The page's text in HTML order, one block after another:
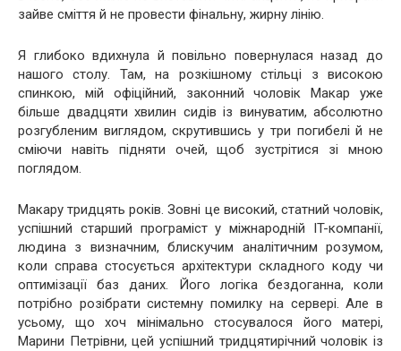
зайве сміття й не провести фінальну, жирну лінію.
Я глибоко вдихнула й повільно повернулася назад до
нашого столу. Там, на розкішному стільці з високою
спинкою, мій офіційний, законний чоловік Макар уже
більше двадцяти хвилин сидів із винуватим, абсолютно
розгубленим виглядом, скрутившись у три погибелі й не
сміючи навіть підняти очей, щоб зустрітися зі мною
поглядом.
Макару тридцять років. Зовні це високий, статний чоловік,
успішний старший програміст у міжнародній IT-компанії,
людина з визначним, блискучим аналітичним розумом,
коли справа стосується архітектури складного коду чи
оптимізації баз даних. Його логіка бездоганна, коли
потрібно розібрати системну помилку на сервері. Але в
усьому, що хоч мінімально стосувалося його матері,
Марини Петрівни, цей успішний тридцятирічний чоловік із